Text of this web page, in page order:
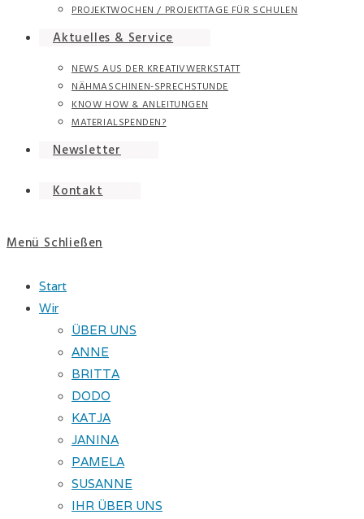
PROJEKTWOCHEN / PROJEKTTAGE FÜR SCHULEN
Aktuelles & Service
NEWS AUS DER KREATIVWERKSTATT
NÄHMASCHINEN-SPRECHSTUNDE
KNOW HOW & ANLEITUNGEN
MATERIALSPENDEN?
Newsletter
Kontakt
Menü Schließen
Start
Wir
ÜBER UNS
ANNE
BRITTA
DODO
KATJA
JANINA
PAMELA
SUSANNE
IHR ÜBER UNS